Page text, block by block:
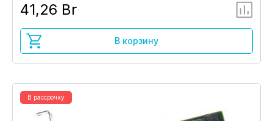
41,26 Br
В корзину
В рассрочку